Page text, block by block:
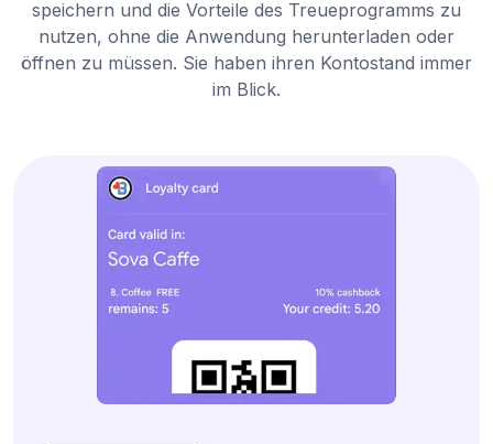
speichern und die Vorteile des Treueprogramms zu
nutzen, ohne die Anwendung herunterladen oder
öffnen zu müssen. Sie haben ihren Kontostand immer
im Blick.